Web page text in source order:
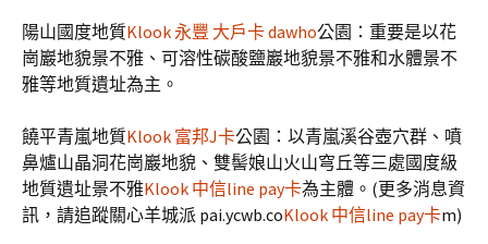
陽山國度地質Klook 永豐 大戶卡 dawho公園：重要是以花
崗巖地貌景不雅、可溶性碳酸鹽巖地貌景不雅和水體景不
雅等地質遺址為主。
饒平青嵐地質Klook 富邦J卡公園：以青嵐溪谷壺穴群、噴
鼻爐山晶洞花崗巖地貌、雙髻娘山火山穹丘等三處國度級
地質遺址景不雅Klook 中信line pay卡為主體。(更多消息資
訊，請追蹤關心羊城派 pai.ycwb.coKlook 中信line pay卡m)